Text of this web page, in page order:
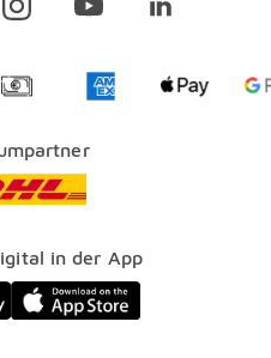
Vorkasse American Express
Apple Pay
in der App